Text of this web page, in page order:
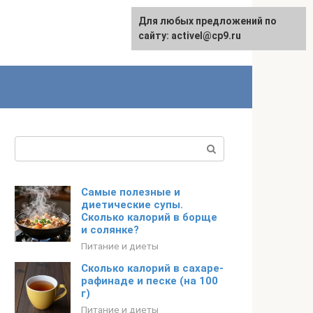
English
Самые полезные и
диетические супы.
Сколько калорий в борще
и солянке?
Питание и диеты
Сколько калорий в сахаре-
рафинаде и песке (на 100
г)
Питание и диеты
Для любых предложений по
сайту: activel@cp9.ru